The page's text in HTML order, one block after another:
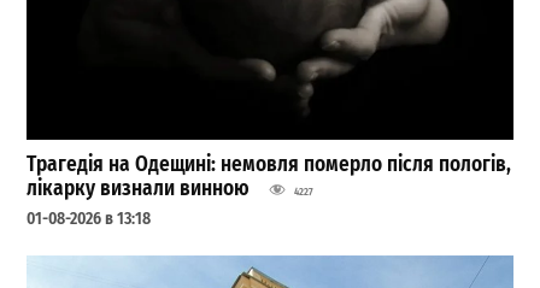
Трагедія на Одещині: немовля померло після пологів,
лікарку визнали винною
4227
01-08-2026 в 13:18